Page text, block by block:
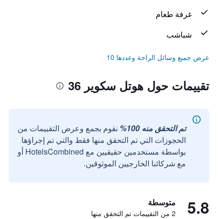
غرفة طعام
شباشب
عرض جميع وسائل الراحة وعددها 10
تقييمات حول هوتل سكوير 36
تم التحقق منه 100%
نقوم بجمع وعرض التقييمات من
الحجوزات التي تم التحقق منها فقط والتي تم إجراؤها
بواسطة مستخدمين حقيقيين مع HotelsCombined أو
مع شركائنا الخارجيين الموثوقين.
5.8 متوسطة
2 من التقييمات تم التحقق منها